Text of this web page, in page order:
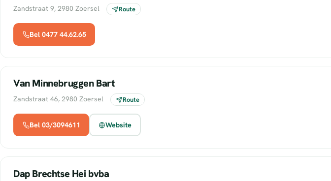
Zandstraat 9, 2980 Zoersel Route
Bel 0477 44.62.65
Van Minnebruggen Bart
Zandstraat 46, 2980 Zoersel Route
Bel 03/3094611 Website
Dap Brechtse Hei bvba